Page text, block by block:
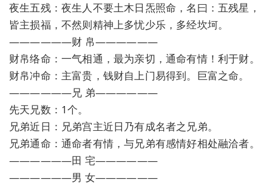
夜生五残：夜生人不要土木日炁照命，名曰：五残星，
皆主损福，不然则精神上多忧少乐，多经坎坷。
——————财 帛——————
财帛络命：一气相通，最为亲切，通命有情！利于财。
财帛冲命：主富贵，钱财自上门易得到。巨富之命。
——————兄 弟——————
先天兄数：1个。
兄弟近日：兄弟宫主近日乃有成名者之兄弟。
兄弟通命：通命者有情，与兄弟有感情好相处融洽者。
——————田 宅——————
——————男 女——————